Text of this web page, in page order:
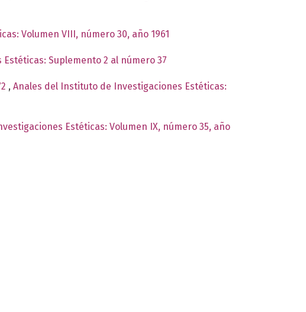
Volumen VIII, número 30, año 1961
Suplemento 2 al número 37
, Anales del Instituto de Investigaciones Estéticas:
Estéticas: Volumen IX, número 35, año